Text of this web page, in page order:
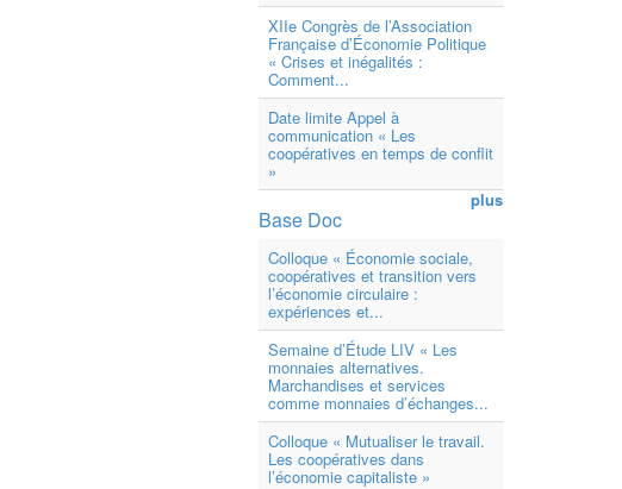
XIIe Congrès de l’Association
Française d’Économie Politique
« Crises et inégalités :
Comment...
Date limite Appel à
communication « Les
coopératives en temps de conflit
»
plus
Base Doc
Colloque « Économie sociale,
coopératives et transition vers
l’économie circulaire :
expériences et...
Semaine d’Étude LIV « Les
monnaies alternatives.
Marchandises et services
comme monnaies d’échanges...
Colloque « Mutualiser le travail.
Les coopératives dans
l’économie capitaliste »